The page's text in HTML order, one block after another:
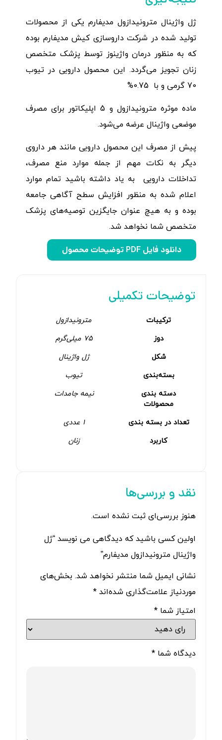
ژل واژینال مترونیدازول مدیفارم یکی از محصولات
تولید شده در شرکت داروسازی کیش مدیفارم بوده
که به منظور درمان واژینوز توسط پزشک متخصص
زنان تجویز می‌گردد. این محصول دارویی در تیوب
70 گرمی و با 0.75%
ماده موثره مترونیدازول و 5 اپلیکاتور برای مصرف
موضعی واژینال عرضه می‌شود.
پیش از مصرف این محصول دارویی مانند هر داروی
دیگر به نکات مهم از جمله موارد منع مصرف،
تداخلات دارویی به یاد داشته باشید تمام موارد
اعلام شده به منظور افزایش سطح آگاهی جامعه
بوده و به هیچ عنوان جایگزین توصیه‌های پزشک
متخصص شما نخواهد شد.
دانلود فایل PDF توضیحات محصول
توضیحات تکمیلی
ترکیبات
مترونیدازول
دوز
75 میلی‌گرم
شکل
ژل واژینال
بسته‌بندی
تیوب
دسته بندی
محصولات
نیمه جامدات
تعداد در بسته بندی
1 عددی
کاربرد
زنان
نقد و بررسی‌ها
هنوز بررسی‌ای ثبت نشده است.
اولین کسی باشید که دیدگاهی می نویسد “ژل
واژینال مترونیدازول مدیفارم”
نشانی ایمیل شما منتشر نخواهد شد. بخش‌های
موردنیاز علامت‌گذاری شده‌اند *
امتیاز شما *
دیدگاه شما *